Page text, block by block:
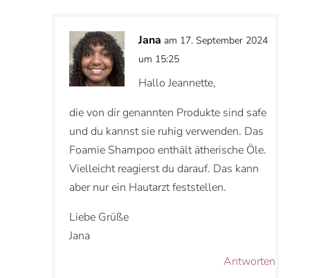
Jana am 17. September 2024
um 15:25
Hallo Jeannette,
die von dir genannten Produkte sind safe
und du kannst sie ruhig verwenden. Das
Foamie Shampoo enthält ätherische Öle.
Vielleicht reagierst du darauf. Das kann
aber nur ein Hautarzt feststellen.
Liebe Grüße
Jana
Antworten